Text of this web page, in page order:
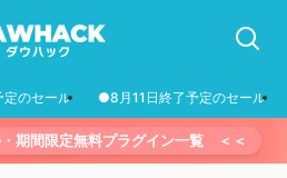
のセール ●8月11日終了予定のセール
期間限定無料プラグイン一覧 ＜＜